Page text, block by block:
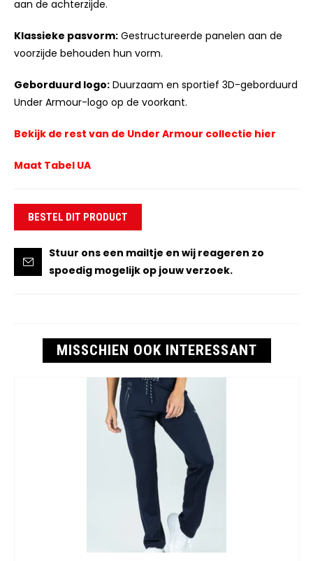
aan de achterzijde.
Klassieke pasvorm: Gestructureerde panelen aan de
voorzijde behouden hun vorm.
Geborduurd logo: Duurzaam en sportief 3D-geborduurd
Under Armour-logo op de voorkant.
Bekijk de rest van de Under Armour collectie hier
Maat Tabel UA
BESTEL DIT PRODUCT
Stuur ons een mailtje en wij reageren zo
spoedig mogelijk op jouw verzoek.
MISSCHIEN OOK INTERESSANT